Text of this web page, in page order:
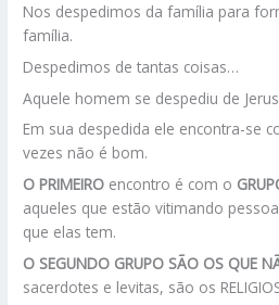
Nos despedimos da família para
família.
Despedimos de tantas coisas…
Aquele homem se despediu de
Em sua despedida ele encontra-se
vezes não é bom.
O PRIMEIRO encontro é com o
aqueles que estão vitimando
que elas tem.
O SEGUNDO GRUPO SÃO OS QUE
sacerdotes e levitas, são os